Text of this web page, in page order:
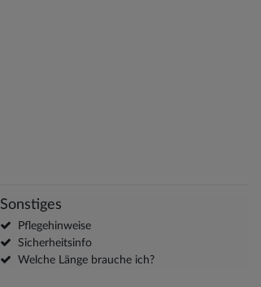
Sonstiges
Pflegehinweise
Sicherheitsinfo
Welche Länge brauche ich?